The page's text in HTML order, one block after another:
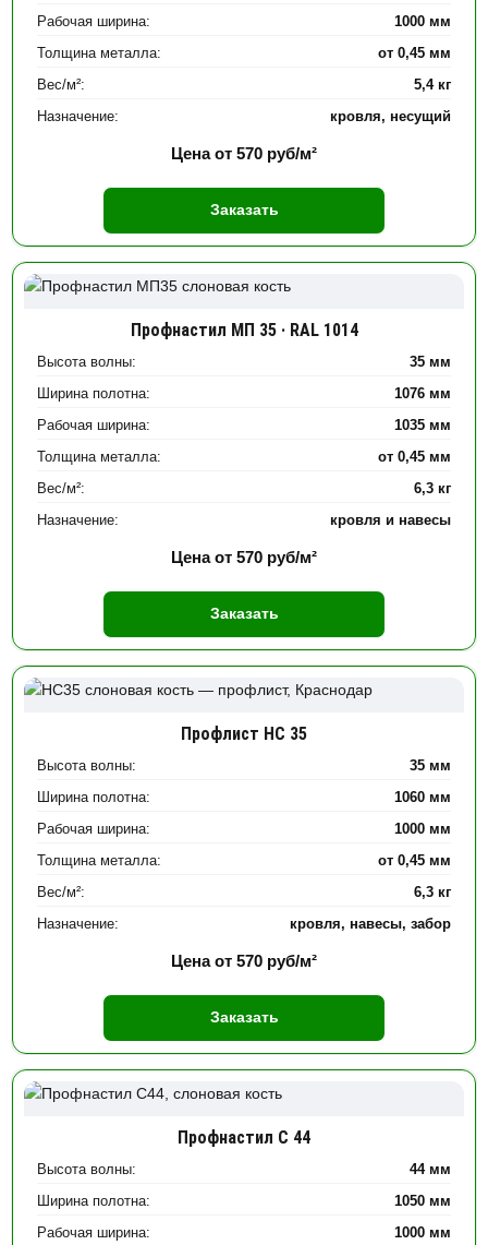
Рабочая ширина:
1000 мм
Толщина металла:
от 0,45 мм
Вес/м²:
5,4 кг
Назначение:
кровля, несущий
Цена от 570 руб/м²
Заказать
Профнастил МП 35 · RAL 1014
Высота волны:
35 мм
Ширина полотна:
1076 мм
Рабочая ширина:
1035 мм
Толщина металла:
от 0,45 мм
Вес/м²:
6,3 кг
Назначение:
кровля и навесы
Цена от 570 руб/м²
Заказать
Профлист НС 35
Высота волны:
35 мм
Ширина полотна:
1060 мм
Рабочая ширина:
1000 мм
Толщина металла:
от 0,45 мм
Вес/м²:
6,3 кг
Назначение:
кровля, навесы, забор
Цена от 570 руб/м²
Заказать
Профнастил С 44
Высота волны:
44 мм
Ширина полотна:
1050 мм
Рабочая ширина:
1000 мм